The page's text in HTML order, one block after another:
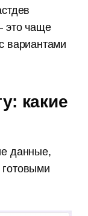
это чаще
вариантами
какие
данные,
готовыми